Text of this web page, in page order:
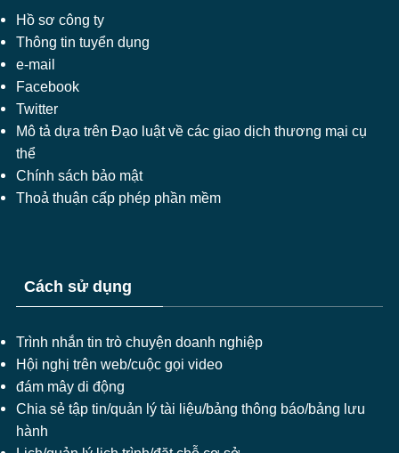
Hồ sơ công ty
Thông tin tuyển dụng
e-mail
Facebook
Twitter
Mô tả dựa trên Đạo luật về các giao dịch thương mại cụ
thể
Chính sách bảo mật
Thoả thuận cấp phép phần mềm
Cách sử dụng
Trình nhắn tin trò chuyện doanh nghiệp
Hội nghị trên web/cuộc gọi video
đám mây di động
Chia sẻ tập tin/quản lý tài liệu/bảng thông báo/bảng lưu
hành